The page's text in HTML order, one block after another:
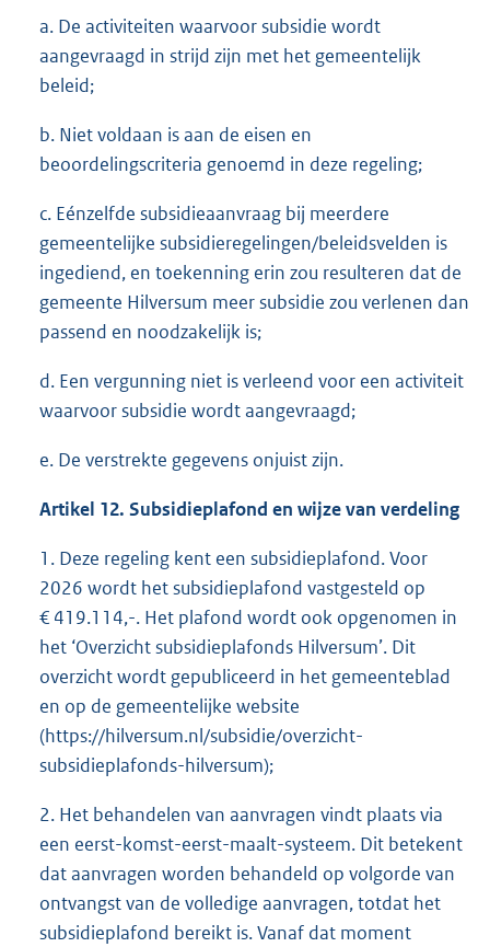
a. De activiteiten waarvoor subsidie wordt
aangevraagd in strijd zijn met het gemeentelijk
beleid;
b. Niet voldaan is aan de eisen en
beoordelingscriteria genoemd in deze regeling;
c. Eénzelfde subsidieaanvraag bij meerdere
gemeentelijke subsidieregelingen/beleidsvelden is
ingediend, en toekenning erin zou resulteren dat de
gemeente Hilversum meer subsidie zou verlenen dan
passend en noodzakelijk is;
d. Een vergunning niet is verleend voor een activiteit
waarvoor subsidie wordt aangevraagd;
e. De verstrekte gegevens onjuist zijn.
Artikel 12. Subsidieplafond en wijze van verdeling
1. Deze regeling kent een subsidieplafond. Voor
2026 wordt het subsidieplafond vastgesteld op
€ 419.114,-. Het plafond wordt ook opgenomen in
het ‘Overzicht subsidieplafonds Hilversum’. Dit
overzicht wordt gepubliceerd in het gemeenteblad
en op de gemeentelijke website
(https://hilversum.nl/subsidie/overzicht-
subsidieplafonds-hilversum);
2. Het behandelen van aanvragen vindt plaats via
een eerst-komst-eerst-maalt-systeem. Dit betekent
dat aanvragen worden behandeld op volgorde van
ontvangst van de volledige aanvragen, totdat het
subsidieplafond bereikt is. Vanaf dat moment